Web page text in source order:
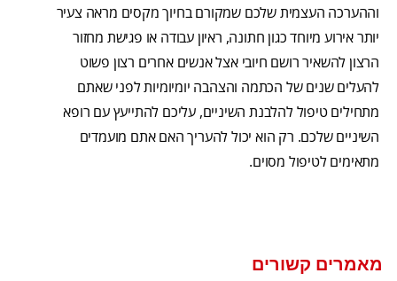
וההערכה העצמית שלכם שמקורם בחיוך מקסים מראה צעיר
יותר אירוע מיוחד כגון חתונה, ראיון עבודה או פגישת מחזור
הרצון להשאיר רושם חיובי אצל אנשים אחרים רצון פשוט
להעלים שנים של הכתמה והצהבה יומיומיות לפני שאתם
מתחילים טיפול להלבנת השיניים, עליכם להתייעץ עם רופא
השיניים שלכם. רק הוא יכול להעריך האם אתם מועמדים
מתאימים לטיפול מסוים.
מאמרים קשורים